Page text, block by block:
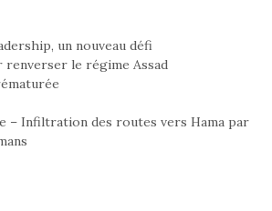
un nouveau défi
le régime Assad
– Infiltration des routes vers Hama par